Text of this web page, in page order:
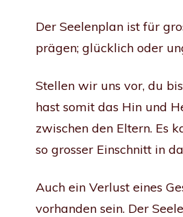
Der Seelenplan ist für
prägen; glücklich oder
Stellen wir uns vor, du
hast somit das Hin und
zwischen den Eltern. Es
so grosser Einschnitt in
Auch ein Verlust eines
vorhanden sein. Der